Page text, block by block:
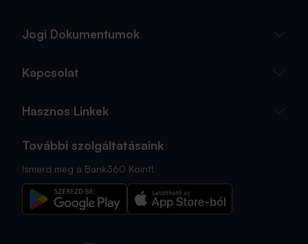
Jogi Dokumentumok
Kapcsolat
Hasznos Linkek
További szolgáltatásaink
Ismerd meg a Bank360 Koint!